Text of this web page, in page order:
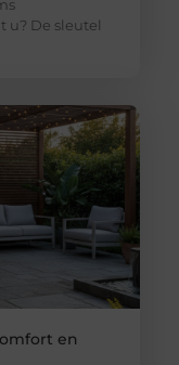
u? De sleutel
en